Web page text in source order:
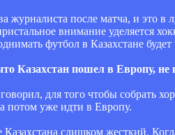
журналиста после матча, и это в
внимание уделяется
футбол в Казахстане
Казахстан пошел в Европу,
для того чтобы собрать
потом уже идти в Европу.
слишком жесткий.